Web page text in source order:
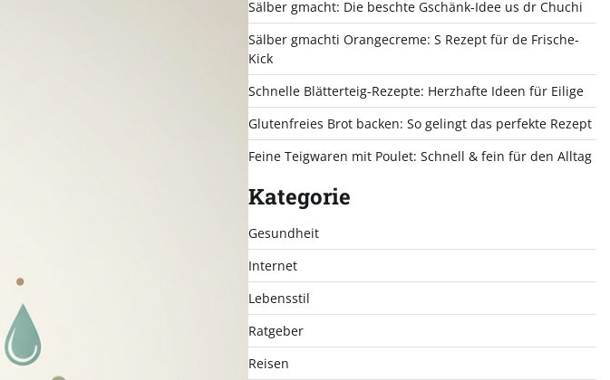
Sälber gmacht: Die beschte Gschänk-Idee us dr Chuchi
Sälber gmachti Orangecreme: S Rezept für de Frische-
Kick
Schnelle Blätterteig-Rezepte: Herzhafte Ideen für Eilige
Glutenfreies Brot backen: So gelingt das perfekte Rezept
Feine Teigwaren mit Poulet: Schnell & fein für den Alltag
Kategorie
Gesundheit
Internet
Lebensstil
Ratgeber
Reisen